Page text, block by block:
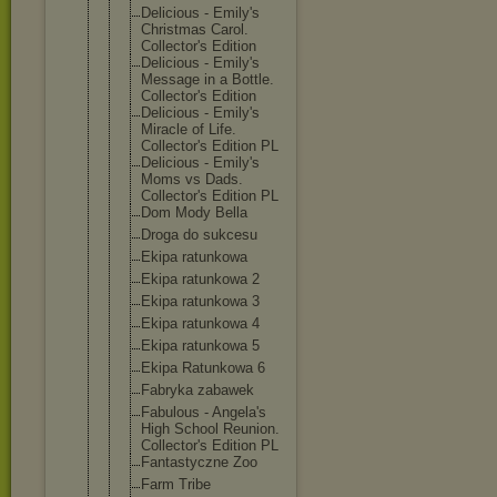
Delicious - Emily's
Christmas Carol.
Collector's Edition
Delicious - Emily's
Message in a Bottle.
Collector's Edition
Delicious - Emily's
Miracle of Life.
Collector's Edition PL
Delicious - Emily's
Moms vs Dads.
Collector's Edition PL
Dom Mody Bella
Droga do sukcesu
Ekipa ratunkowa
Ekipa ratunkowa 2
Ekipa ratunkowa 3
Ekipa ratunkowa 4
Ekipa ratunkowa 5
Ekipa Ratunkowa 6
Fabryka zabawek
Fabulous - Angela's
High School Reunion.
Collector's Edition PL
Fantastyczne Zoo
Farm Tribe